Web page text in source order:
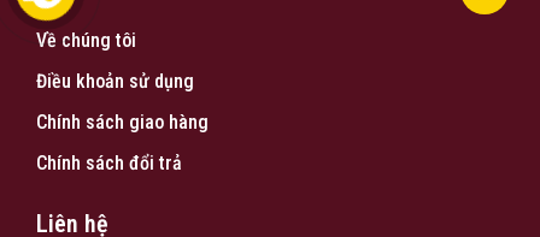
Về chúng tôi
Điều khoản sử dụng
Chính sách giao hàng
Chính sách đổi trả
Liên hệ